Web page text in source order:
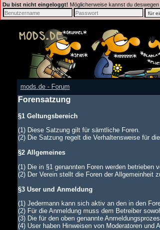
Du bist nicht eingeloggt! Möglicherweise kannst du deswegen
mods.de - Forum
Forensatzung
§1 Geltungsbereich
(1) Diese Satzung gilt für sämtliche Foren.
(2) Die Satzung regelt die Verhaltensweise für
§2 Allgemeines
(1) Die in §1 genannten Foren werden betrieben
(2) Der Verein stellt die Foren der Allgemeinheit
§3 User und Anmeldung
(1) Jedermann kann sich aktiv an den in den
(2) Für die Anmeldung muss dem Betreiber
(3) Die für den oben genannte
(4) User haben Hinweisen von Moderatoren und